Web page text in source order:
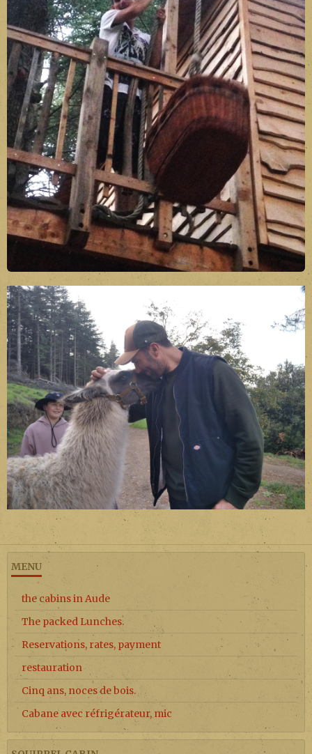
MENU
the cabins in Aude
The packed Lunches.
Reservations, rates, payment
restauration
Cinq ans, noces de bois.
Cabane avec réfrigérateur, mic